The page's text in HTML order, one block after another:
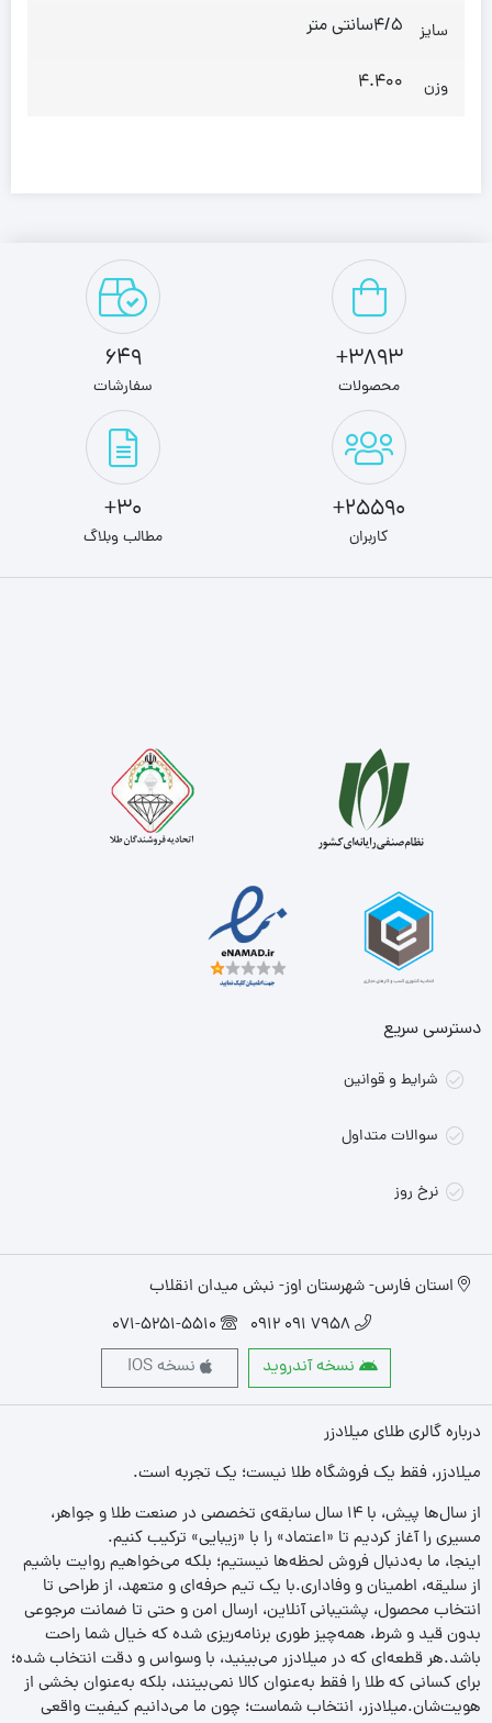
سایز 4/5سانتی متر
وزن 4.400
3893+
محصولات
649
سفارشات
25590+
کاربران
30+
مطالب وبلاگ
دسترسی سریع
شرایط و قوانین
سوالات متداول
نرخ روز
استان فارس- شهرستان اوز- نبش میدان انقلاب
7958 091 0912
071-5251-5510
نسخه آندروید
نسخه IOS
درباره گالری طلای میلادزر
میلادزر، فقط یک فروشگاه طلا نیست؛ یک تجربه‌ است.
از سال‌ها پیش، با ۱۴ سال سابقه‌ی تخصصی در صنعت طلا و جواهر،
مسیری را آغاز کردیم تا «اعتماد» را با «زیبایی» ترکیب کنیم.
اینجا، ما به‌دنبال فروش لحظه‌ها نیستیم؛ بلکه می‌خواهیم روایت باشیم
از سلیقه، اطمینان و وفاداری.با یک تیم حرفه‌ای و متعهد، از طراحی تا
انتخاب محصول، پشتیبانی آنلاین، ارسال امن و حتی تا ضمانت مرجوعی
بدون قید و شرط، همه‌چیز طوری برنامه‌ریزی شده که خیال شما راحت
باشد.هر قطعه‌ای که در میلادزر می‌بینید، با وسواس و دقت انتخاب شده؛
برای کسانی که طلا را فقط به‌عنوان کالا نمی‌بینند، بلکه به‌عنوان بخشی از
هویت‌شان.میلادزر، انتخاب شماست؛ چون ما می‌دانیم کیفیت واقعی